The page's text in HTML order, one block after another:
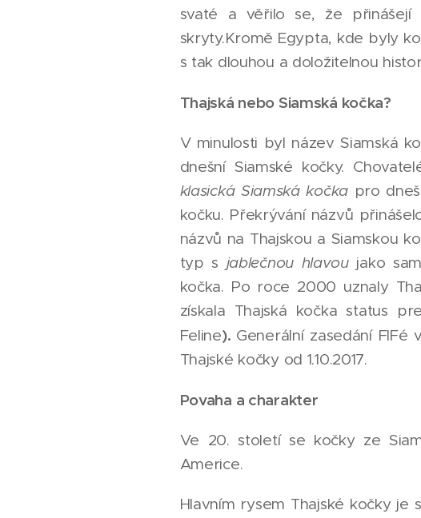
svaté a věřilo se, že přinášejí
skryty.Kromě Egypta, kde byly
s tak dlouhou a doložitelnou
Thajská nebo Siamská kočka?
V minulosti byl název Siamská
dnešní Siamské kočky.
klasická Siamská kočkapro
kočku. Překrývání názvů
názvů na Thajskou a Siamskou
typ s jablečnou hlavoujako
kočka. Po roce 2000 uznaly
získala Thajská kočka status
Feline). Generální zasedání
Thajské kočky od 1.10.2017.
Povaha a charakter
Ve 20. století se kočky ze
Americe.
Hlavním rysem Thajské kočky je